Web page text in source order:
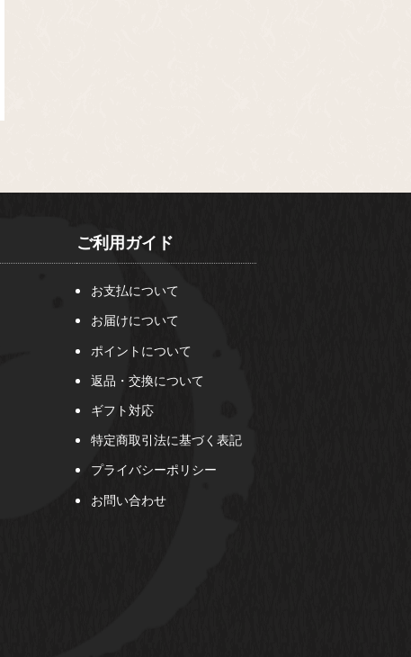
ご利用ガイド
お支払について
お届けについて
ポイントについて
返品・交換について
ギフト対応
特定商取引法に基づく表記
プライバシーポリシー
お問い合わせ